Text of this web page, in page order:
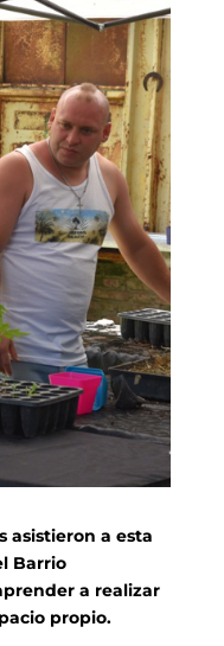
asistieron a esta
Barrio
a realizar
propio.